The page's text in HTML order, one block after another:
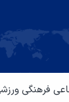
فرهنگی